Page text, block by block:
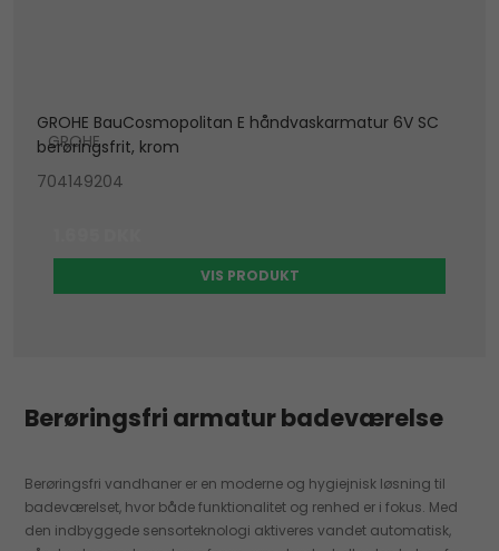
GROHE BauCosmopolitan E håndvaskarmatur 6V SC
berøringsfrit, krom
GROHE
704149204
VIS PRODUKT
Berøringsfri armatur badeværelse
Berøringsfri vandhaner er en moderne og hygiejnisk løsning til
badeværelset, hvor både funktionalitet og renhed er i fokus. Med
den indbyggede sensorteknologi aktiveres vandet automatisk,